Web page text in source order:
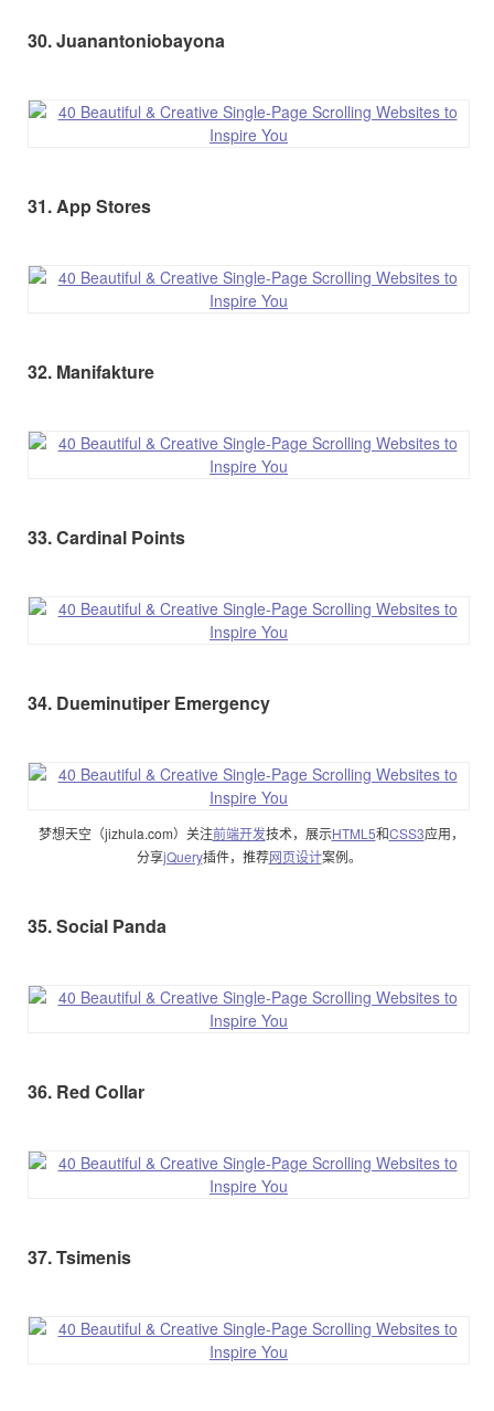
30. Juanantoniobayona
31. App Stores
32. Manifakture
33. Cardinal Points
34. Dueminutiper Emergency
梦想天空（jizhula.com）关注前端开发技术，展示HTML5和CSS3应用，
分享jQuery插件，推荐网页设计案例。
35. Social Panda
36. Red Collar
37. Tsimenis